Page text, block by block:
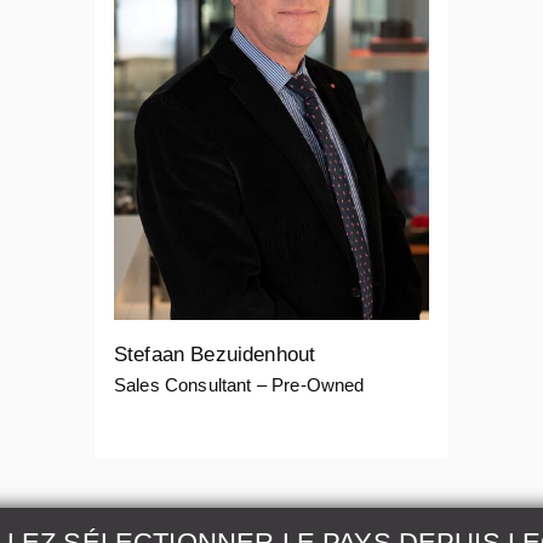
Stefaan Bezuidenhout
Sales Consultant – Pre-Owned